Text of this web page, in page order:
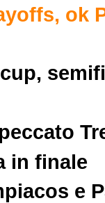
ok
in finale
e